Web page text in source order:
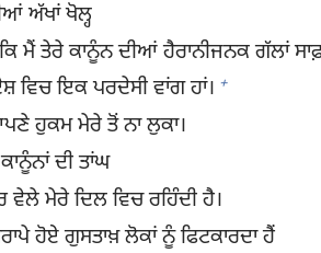
ਅੱਖਾਂ ਖੋਲ੍ਹ
ਮੈਂ ਤੇਰੇ ਕਾਨੂੰਨ ਦੀਆਂ ਹੈਰਾਨੀਜਨਕ ਗੱਲਾਂ
ਵਿਚ ਇਕ ਪਰਦੇਸੀ ਵਾਂਗ ਹਾਂ। +
ਹੁਕਮ ਮੇਰੇ ਤੋਂ ਨਾ ਲੁਕਾ।
ਦੀ ਤਾਂਘ
ਵੇਲੇ ਮੇਰੇ ਦਿਲ ਵਿਚ ਰਹਿੰਦੀ ਹੈ।
ਹੋਏ ਗੁਸਤਾਖ਼ ਲੋਕਾਂ ਨੂੰ ਫਿਟਕਾਰਦਾ ਹੈਂ